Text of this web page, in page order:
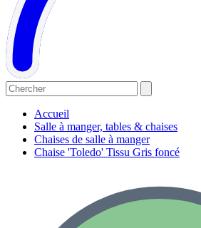
Accueil
Salle à manger, tables & chaises
Chaises de salle à manger
Chaise 'Toledo' Tissu Gris foncé